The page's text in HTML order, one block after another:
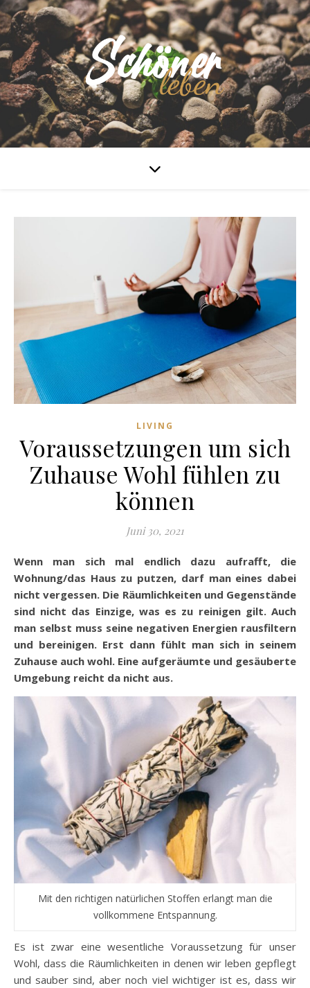
LIVING
Voraussetzungen um sich
Zuhause Wohl fühlen zu
können
Juni 30, 2021
Wenn man sich mal endlich dazu aufrafft, die
Wohnung/das Haus zu putzen, darf man eines dabei
nicht vergessen. Die Räumlichkeiten und Gegenstände
sind nicht das Einzige, was es zu reinigen gilt. Auch
man selbst muss seine negativen Energien rausfiltern
und bereinigen. Erst dann fühlt man sich in seinem
Zuhause auch wohl. Eine aufgeräumte und gesäuberte
Umgebung reicht da nicht aus.
Mit den richtigen natürlichen Stoffen erlangt man die
vollkommene Entspannung.
Es ist zwar eine wesentliche Voraussetzung für unser
Wohl, dass die Räumlichkeiten in denen wir leben gepflegt
und sauber sind, aber noch viel wichtiger ist es, dass wir